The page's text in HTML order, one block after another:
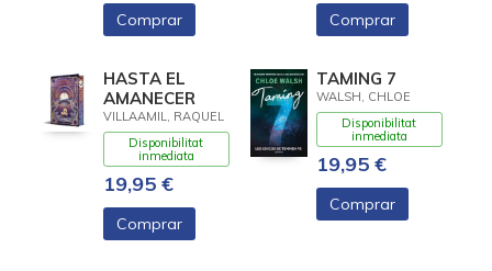
Comprar Comprar
HASTA EL
AMANECER
VILLAAMIL, RAQUEL
Disponibilitat
inmediata
19,95 €
Comprar
TAMING 7
WALSH, CHLOE
Disponibilitat
inmediata
19,95 €
Comprar